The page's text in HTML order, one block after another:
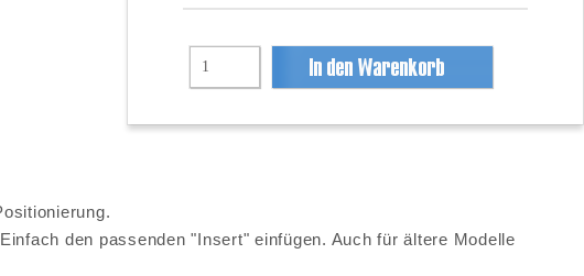
den passenden "Insert" einfügen. Auch für ältere Modelle